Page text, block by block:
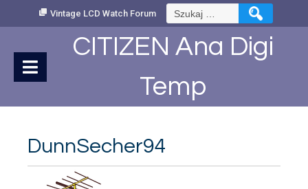
Vintage LCD Watch Forum Szukaj:
CITIZEN Ana Digi
Temp
DunnSecher94